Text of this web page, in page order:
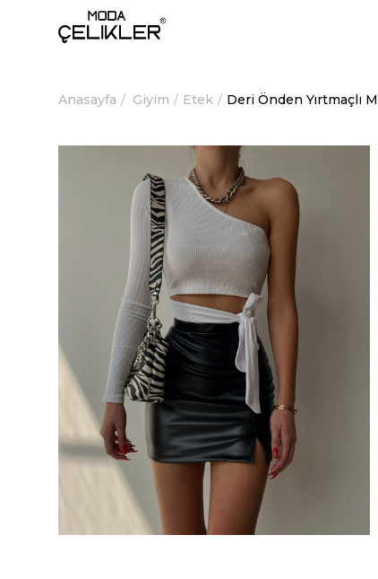
Anasayfa Giyim Etek Deri Önden Yırtmaçlı